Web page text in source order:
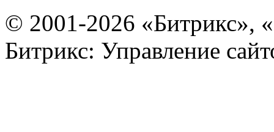
© 2001-2026 «Битрикс»,
Битрикс: Управление